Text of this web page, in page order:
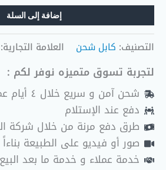
إضافة إلى السلة
التصنيف: كابل شحن العلامة التجارية:
لتجربة تسوق متميزه نوفر لكم :
شحن آمن و سريع خلال ٤ أيام عمل
دفع عند الإستلام
طرق دفع مرنة من خلال شركة
صور أو فيديو على الطبيعة
خدمة عملاء و خدمة ما بعد